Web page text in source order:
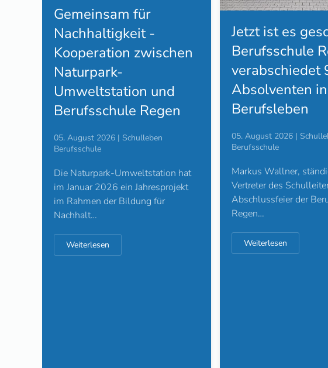
Gemeinsam für
Nachhaltigkeit -
Kooperation zwischen
Naturpark-
Umweltstation und
Berufsschule Regen
05. August 2026 | Schulleben
Berufsschule
Die Naturpark-Umweltstation hat
im Januar 2026 ein Jahresprojekt
im Rahmen der Bildung für
Nachhalt…
Weiterlesen
Jetzt ist es
Berufsschule
verabschiedet
Absolventen
Berufsleben
05. August 2026 |
Berufsschule
Markus Wallner,
Vertreter des
Abschlussfeier der
Regen…
Weiterlesen